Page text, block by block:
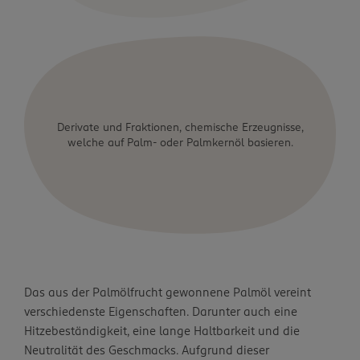
Derivate und Fraktionen, chemische Erzeugnisse,
welche auf Palm- oder Palmkernöl basieren.
Das aus der Palmölfrucht gewonnene Palmöl vereint
verschiedenste Eigenschaften. Darunter auch eine
Hitzebeständigkeit, eine lange Haltbarkeit und die
Neutralität des Geschmacks. Aufgrund dieser